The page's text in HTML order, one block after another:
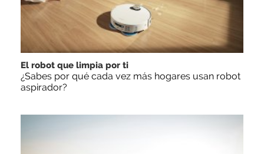
El robot que limpia por ti
¿Sabes por qué cada vez más hogares usan robot
aspirador?